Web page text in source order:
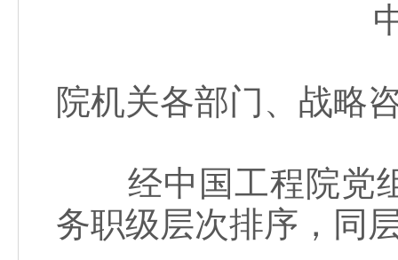
院机关各部门、战略
经中国工程院党组
务职级层次排序，同